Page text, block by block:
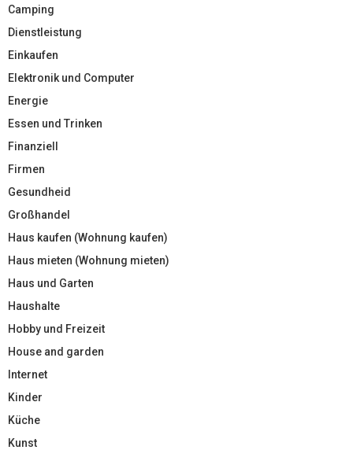
Camping
Dienstleistung
Einkaufen
Elektronik und Computer
Energie
Essen und Trinken
Finanziell
Firmen
Gesundheid
Großhandel
Haus kaufen (Wohnung kaufen)
Haus mieten (Wohnung mieten)
Haus und Garten
Haushalte
Hobby und Freizeit
House and garden
Internet
Kinder
Küche
Kunst